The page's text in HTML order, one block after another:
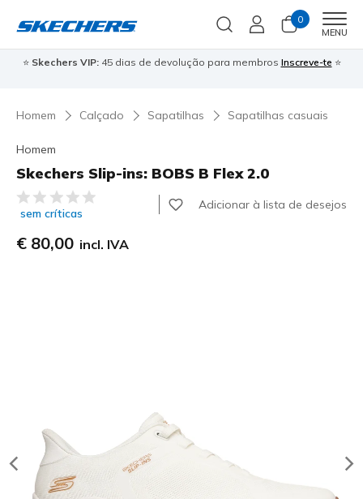
0
MENU
⭐ Skechers VIP:45 dias de devolução para membros Inscreve-te ⭐
Homem Calçado Sapatilhas Sapatilhas casuais
Homem
Skechers Slip-ins: BOBS B Flex 2.0
3$1 de 5 – Classificação do cliente
sem críticas
Adicionar à lista de desejos
€ 80,00 incl. IVA